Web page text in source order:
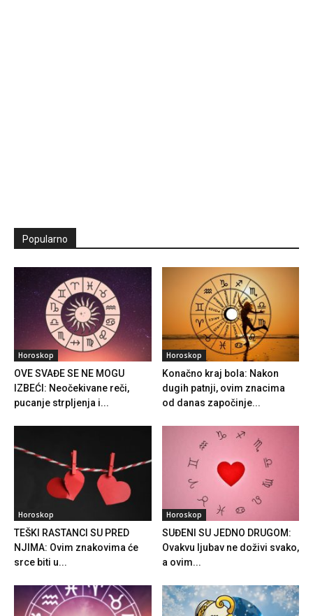
Popularno
Horoskop
OVE SVAĐE SE NE MOGU
IZBEĆI: Neočekivane reči,
pucanje strpljenja i...
Horoskop
Konačno kraj bola: Nakon
dugih patnji, ovim znacima
od danas započinje...
Horoskop
TEŠKI RASTANCI SU PRED
NJIMA: Ovim znakovima će
srce biti u...
Horoskop
SUĐENI SU JEDNO DRUGOM:
Ovakvu ljubav ne doživi svako,
a ovim...